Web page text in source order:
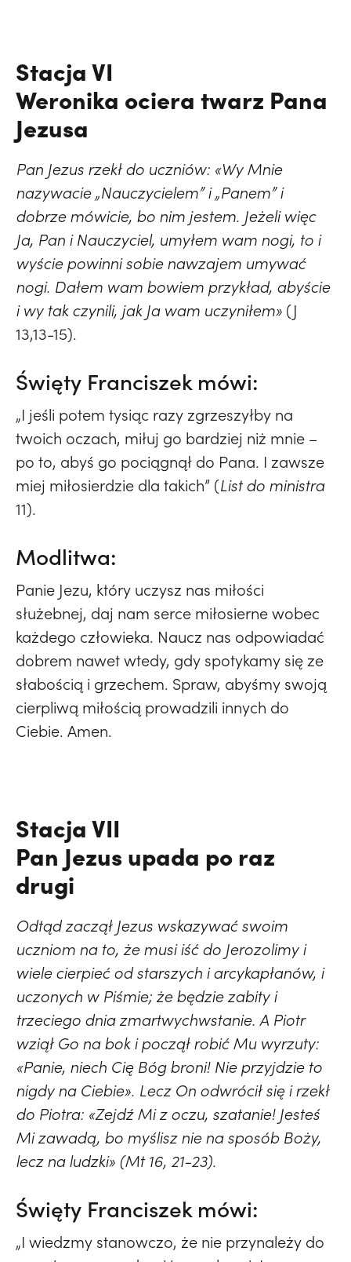
Stacja VI
Weronika ociera twarz Pana
Jezusa
Pan Jezus rzekł do uczniów: «Wy Mnie
nazywacie „Nauczycielem” i „Panem” i
dobrze mówicie, bo nim jestem. Jeżeli więc
Ja, Pan i Nauczyciel, umyłem wam nogi, to i
wyście powinni sobie nawzajem umywać
nogi. Dałem wam bowiem przykład, abyście
i wy tak czynili, jak Ja wam uczyniłem» (J
13,13-15).
Święty Franciszek mówi:
„I jeśli potem tysiąc razy zgrzeszyłby na
twoich oczach, miłuj go bardziej niż mnie –
po to, abyś go pociągnął do Pana. I zawsze
miej miłosierdzie dla takich” (List do ministra
11).
Modlitwa:
Panie Jezu, który uczysz nas miłości
służebnej, daj nam serce miłosierne wobec
każdego człowieka. Naucz nas odpowiadać
dobrem nawet wtedy, gdy spotykamy się ze
słabością i grzechem. Spraw, abyśmy swoją
cierpliwą miłością prowadzili innych do
Ciebie. Amen.
Stacja VII
Pan Jezus upada po raz
drugi
Odtąd zaczął Jezus wskazywać swoim
uczniom na to, że musi iść do Jerozolimy i
wiele cierpieć od starszych i arcykapłanów, i
uczonych w Piśmie; że będzie zabity i
trzeciego dnia zmartwychwstanie. A Piotr
wziął Go na bok i począł robić Mu wyrzuty:
«Panie, niech Cię Bóg broni! Nie przyjdzie to
nigdy na Ciebie». Lecz On odwrócił się i rzekł
do Piotra: «Zejdź Mi z oczu, szatanie! Jesteś
Mi zawadą, bo myślisz nie na sposób Boży,
lecz na ludzki» (Mt 16, 21-23).
Święty Franciszek mówi:
„I wiedzmy stanowczo, że nie przynależy do